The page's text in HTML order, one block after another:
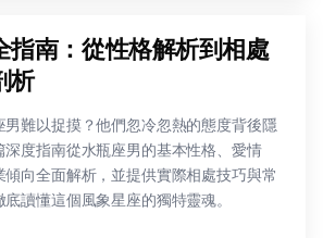
指南：從性格解析到相處
析
男難以捉摸？他們忽冷忽熱的態度背後隱
深度指南從水瓶座男的基本性格、愛情
向全面解析，並提供實際相處技巧與常
讀懂這個風象星座的獨特靈魂。